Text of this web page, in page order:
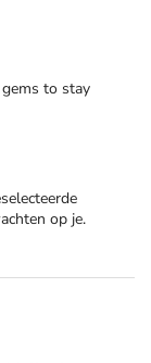
to stay
op je.